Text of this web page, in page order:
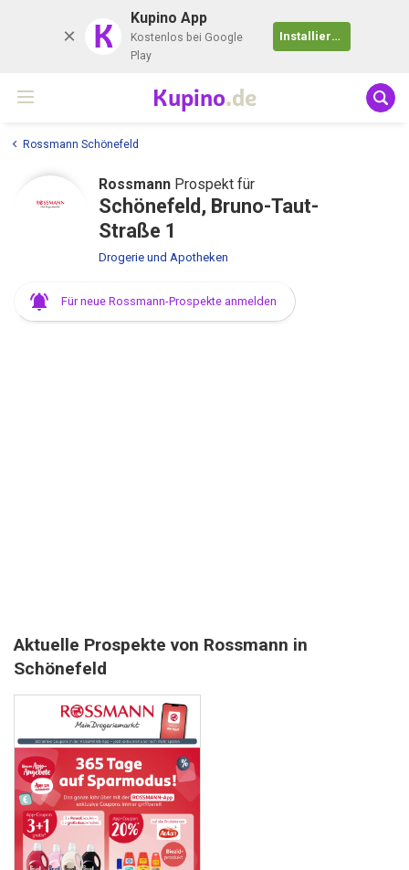
K Kupino App
Kostenlos bei Google
Play
Installieren
Kupino.de
Rossmann Schönefeld
Rossmann Prospekt für
Schönefeld, Bruno-Taut-
Straße 1
Drogerie und Apotheken
Für neue Rossmann-Prospekte anmelden
Aktuelle Prospekte von Rossmann in
Schönefeld